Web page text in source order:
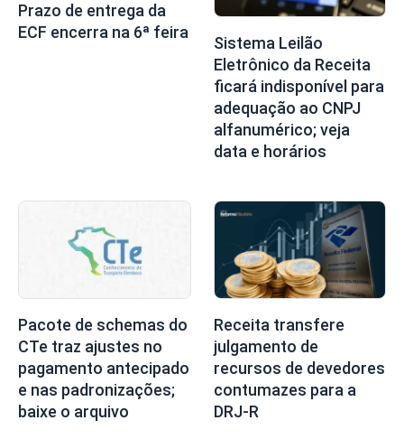
Prazo de entrega da
ECF encerra na 6ª feira
Sistema Leilão
Eletrônico da Receita
ficará indisponível para
adequação ao CNPJ
alfanumérico; veja
data e horários
Pacote de schemas do
CTe traz ajustes no
pagamento antecipado
e nas padronizações;
baixe o arquivo
Receita transfere
julgamento de
recursos de devedores
contumazes para a
DRJ-R